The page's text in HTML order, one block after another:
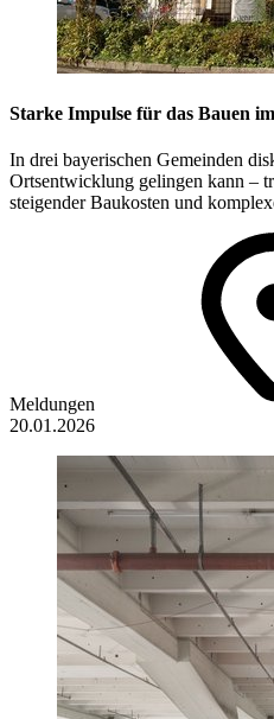
Starke Impulse für das Bauen
In drei bayerischen Gemeinden
Ortsentwicklung gelingen kann –
steigender Baukosten und
Meldungen
20.01.2026